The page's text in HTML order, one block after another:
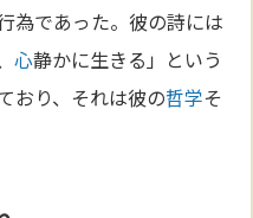
為であった。彼の詩には
心静かに生きる」という
おり、それは彼の哲学そ